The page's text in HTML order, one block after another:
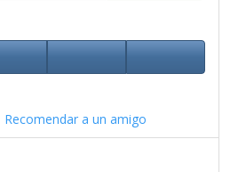
Recomendar a un amigo